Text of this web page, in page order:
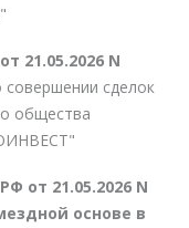
21.05.2026 N
сделок
общества
от 21.05.2026 N
основе в